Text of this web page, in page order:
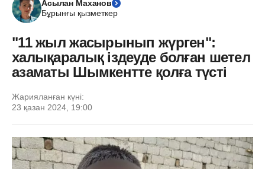
Асылан Маханов
Бұрынғы қызметкер
"11 жыл жасырынып жүрген":
халықаралық іздеуде болған шетел
азаматы Шымкентте қолға түсті
Жарияланған күні:
23 қазан 2024, 19:00